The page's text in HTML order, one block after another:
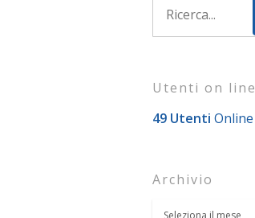
Utenti on line
49 Utenti Online
Archivio